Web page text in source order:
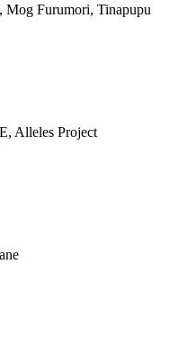
Furumori, Tinapupu
Alleles Project